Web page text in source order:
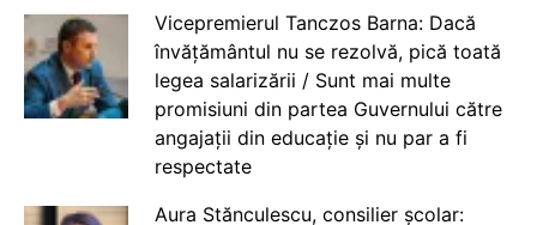
Vicepremierul Tanczos Barna: Dacă
învățământul nu se rezolvă, pică toată
legea salarizării / Sunt mai multe
promisiuni din partea Guvernului către
angajații din educație și nu par a fi
respectate
Aura Stănculescu, consilier școlar: